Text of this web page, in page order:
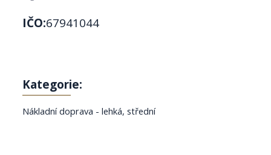
IČO:67941044
Kategorie:
Nákladní doprava - lehká, střední